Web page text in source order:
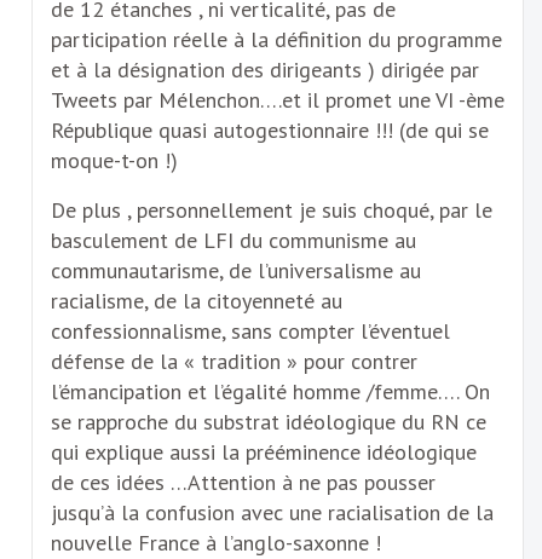
de 12 étanches , ni verticalité, pas de
participation réelle à la définition du programme
et à la désignation des dirigeants ) dirigée par
Tweets par Mélenchon….et il promet une VI -ème
République quasi autogestionnaire !!! (de qui se
moque-t-on !)
De plus , personnellement je suis choqué, par le
basculement de LFI du communisme au
communautarisme, de l’universalisme au
racialisme, de la citoyenneté au
confessionnalisme, sans compter l’éventuel
défense de la « tradition » pour contrer
l’émancipation et l’égalité homme /femme…. On
se rapproche du substrat idéologique du RN ce
qui explique aussi la prééminence idéologique
de ces idées …Attention à ne pas pousser
jusqu’à la confusion avec une racialisation de la
nouvelle France à l’anglo-saxonne !